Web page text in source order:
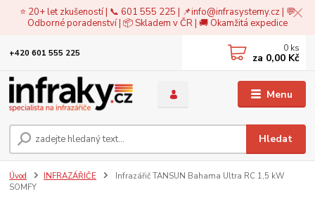
⭐ 20+ let zkušeností | 📞 601 555 225 | 📌info@infrasystemy.cz| 💬
Odborné poradenství | 📦 Skladem v ČR | 🚚 Okamžitá expedice
Menu
Hledat
+420 601 555 225 0 ks
za 0,00 Kč
Úvod INFRAZÁŘIČE
Infrazářič TANSUN Bahama Ultra RC 1,5 kW
SOMFY